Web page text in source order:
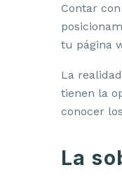
Contar
tu página
La
tienen la
conocer
La